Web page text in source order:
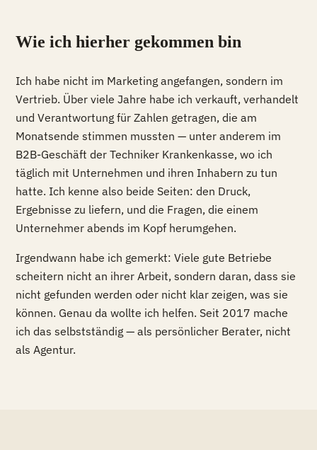
Wie ich hierher gekommen bin
Ich habe nicht im Marketing angefangen, sondern im
Vertrieb. Über viele Jahre habe ich verkauft, verhandelt
und Verantwortung für Zahlen getragen, die am
Monatsende stimmen mussten — unter anderem im
B2B-Geschäft der Techniker Krankenkasse, wo ich
täglich mit Unternehmen und ihren Inhabern zu tun
hatte. Ich kenne also beide Seiten: den Druck,
Ergebnisse zu liefern, und die Fragen, die einem
Unternehmer abends im Kopf herumgehen.
Irgendwann habe ich gemerkt: Viele gute Betriebe
scheitern nicht an ihrer Arbeit, sondern daran, dass sie
nicht gefunden werden oder nicht klar zeigen, was sie
können. Genau da wollte ich helfen. Seit 2017 mache
ich das selbstständig — als persönlicher Berater, nicht
als Agentur.